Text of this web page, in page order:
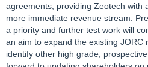
agreements, providing Zeotech with
more immediate revenue stream.
a priority and further test work will
an aim to expand the existing JORC
identify other high grade,